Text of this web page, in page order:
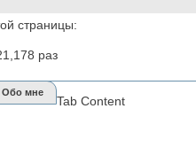
страницы:
раз
Обо мне
Tab Content